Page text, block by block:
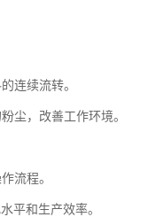
连续流转。
尘，改善工作环境。
流程。
平和生产效率。